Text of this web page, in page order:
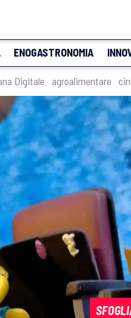
ENOGASTRONOMIA
Digitale agroalimentare